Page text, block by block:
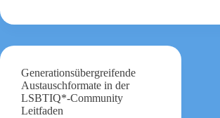
und
Generationsübergreifende
Austauschformate in der
LSBTIQ*-Community
Leitfaden